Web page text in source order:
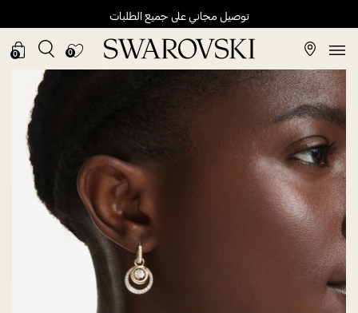
توصيل مجاني على جميع الطلبات
0
0